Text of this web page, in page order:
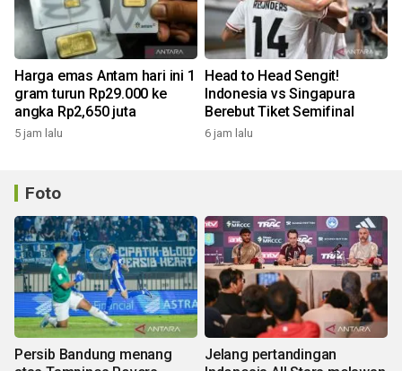
Harga emas Antam hari ini 1
gram turun Rp29.000 ke
angka Rp2,650 juta
5 jam lalu
Head to Head Sengit!
Indonesia vs Singapura
Berebut Tiket Semifinal
6 jam lalu
Foto
Persib Bandung menang
Jelang pertandingan